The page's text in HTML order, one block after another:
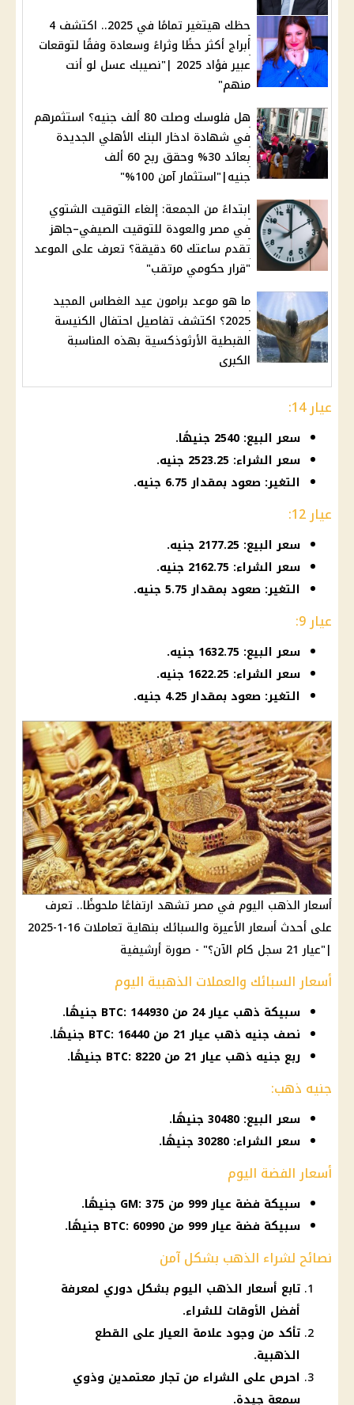
حظك هيتغير تمامًا في 2025.. اكتشف 4
أبراج أكثر حظًا وثراءً وسعادة وفقًا لتوقعات
عبير فؤاد 2025 |"نصيبك عسل لو أنت
منهم"
هل فلوسك وصلت 80 ألف جنيه؟ استثمرهم
في شهادة ادخار البنك الأهلي الجديدة
بعائد 30% وحقق ربح 60 ألف
جنيه|"استثمار آمن 100%"
ابتداءً من الجمعة: إلغاء التوقيت الشتوي
في مصر والعودة للتوقيت الصيفي–جاهز
تقدم ساعتك 60 دقيقة؟ تعرف على الموعد
"قرار حكومي مرتقب"
ما هو موعد برامون عيد الغطاس المجيد
2025؟ اكتشف تفاصيل احتفال الكنيسة
القبطية الأرثوذكسية بهذه المناسبة
الكبرى
عيار 14:
سعر البيع: 2540 جنيهًا.
سعر الشراء: 2523.25 جنيه.
التغير: صعود بمقدار 6.75 جنيه.
عيار 12:
سعر البيع: 2177.25 جنيه.
سعر الشراء: 2162.75 جنيه.
التغير: صعود بمقدار 5.75 جنيه.
عيار 9:
سعر البيع: 1632.75 جنيه.
سعر الشراء: 1622.25 جنيه.
التغير: صعود بمقدار 4.25 جنيه.
أسعار الذهب اليوم في مصر تشهد ارتفاعًا ملحوظًا.. تعرف
على أحدث أسعار الأعيرة والسبائك بنهاية تعاملات 16-1-2025
|"عيار 21 سجل كام الآن؟" - صورة أرشيفية
أسعار السبائك والعملات الذهبية اليوم
سبيكة ذهب عيار 24 من BTC: 144930 جنيهًا.
نصف جنيه ذهب عيار 21 من BTC: 16440 جنيهًا.
ربع جنيه ذهب عيار 21 من BTC: 8220 جنيهًا.
جنيه ذهب:
سعر البيع: 30480 جنيهًا.
سعر الشراء: 30280 جنيهًا.
أسعار الفضة اليوم
سبيكة فضة عيار 999 من GM: 375 جنيهًا.
سبيكة فضة عيار 999 من BTC: 60990 جنيهًا.
نصائح لشراء الذهب بشكل آمن
تابع أسعار الذهب اليوم بشكل دوري لمعرفة
أفضل الأوقات للشراء.
تأكد من وجود علامة العيار على القطع
الذهبية.
احرص على الشراء من تجار معتمدين وذوي
سمعة جيدة.